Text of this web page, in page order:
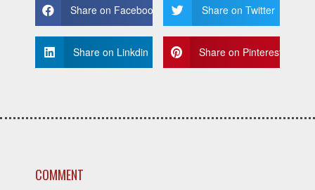
Share on Facebook Share on Twitter
Share on Linkdin Share on Pinterest
COMMENT